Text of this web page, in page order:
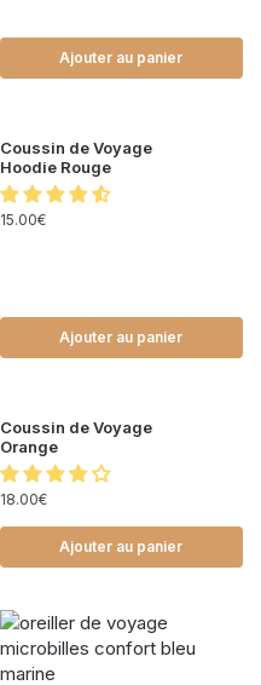
Ajouter au panier
Coussin de Voyage
Hoodie Rouge
15.00€
Ajouter au panier
Coussin de Voyage
Orange
18.00€
Ajouter au panier